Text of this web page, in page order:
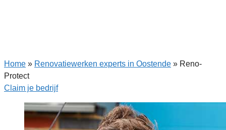
Home » Renovatiewerken experts in Oostende » Reno-
Protect
Claim je bedrijf